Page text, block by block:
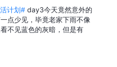
计划# day3今天竟然意外的
点少见，毕竟老家下雨不像
不见蓝色的灰暗，但是有